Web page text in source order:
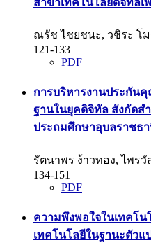
ณรัช ไชยชนะ, วชิระ โ
121-133
PDF
การบริหารงานประกัน
ฐานในยุคดิจิทัล สังกัดส
ประถมศึกษาอุบลราชธา
รัตนาพร ง้าวทอง, ไพร
134-151
PDF
ความพึงพอใจในเทคโ
เทคโนโลยีในฐานะตัว